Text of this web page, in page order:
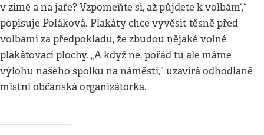
v zimě a na jaře? Vzpomeňte si, až půjdete k volbám‘,“
popisuje Poláková. Plakáty chce vyvěsit těsně před
volbami za předpokladu, že zbudou nějaké volné
plakátovací plochy. „A když ne, pořád tu ale máme
výlohu našeho spolku na náměstí,“ uzavírá odhodlaně
místní občanská organizátorka.